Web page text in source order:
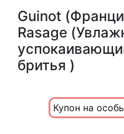
Guinot
Rasage
бритья )
Купон на